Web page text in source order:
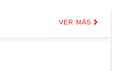
VER MÁS